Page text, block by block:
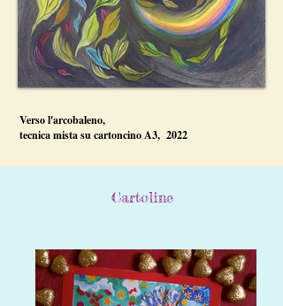
Verso l'arcobaleno,
tecnica mista su cartoncino A3, 2022
Cartoline